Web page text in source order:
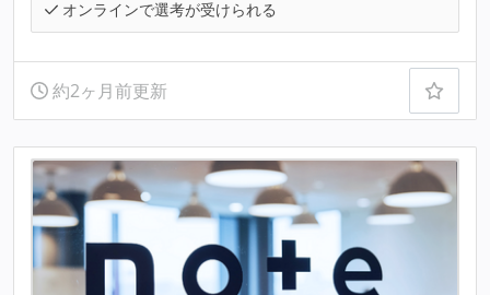
オンラインで選考が受けられる
約2ヶ月前更新